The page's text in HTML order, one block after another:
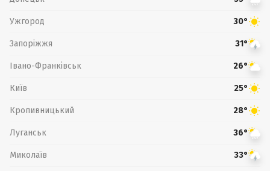
Ужгород 30°
Запоріжжя 31°
Івано-Франківськ 26°
Київ 25°
Кропивницький 28°
Луганськ 36°
Миколаїв 33°